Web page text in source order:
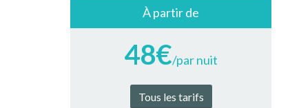
À partir de
48€/par nuit
Tous les tarifs